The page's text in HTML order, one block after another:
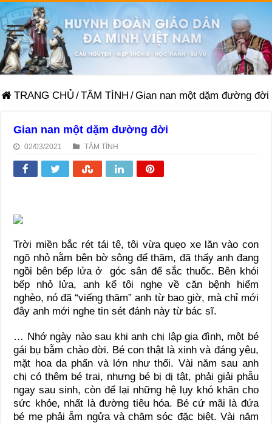
TRANG CHỦ /TÂM TÌNH /Gian nan một dặm đường đời
Gian nan một dặm đường đời
02/03/2021 TÂM TÌNH
Trời miền bắc rét tái tê, tôi vừa quẹo xe lăn vào con
ngõ nhỏ nằm bên bờ sông để thăm, đã thấy anh đang
ngồi bên bếp lửa ở góc sân để sắc thuốc. Bên khói
bếp nhỏ lửa, anh kể tôi nghe về căn bệnh hiểm
nghèo, nó đã “viếng thăm” anh từ bao giờ, mà chỉ mới
đây anh mới nghe tin sét đánh này từ bác sĩ.
… Nhớ ngày nào sau khi anh chị lập gia đình, một bé
gái bụ bẫm chào đời. Bé con thật là xinh và đáng yêu,
mặt hoa da phấn và lớn như thổi. Vài năm sau anh
chị có thêm bé trai, nhưng bé bị dị tật, phải giải phẫu
ngay sau sinh, còn để lại những hệ lụy khó khăn cho
sức khỏe, nhất là đường tiêu hóa. Bé cứ mãi là đứa
bé mẹ phải ẵm ngửa và chăm sóc đặc biệt. Vài năm